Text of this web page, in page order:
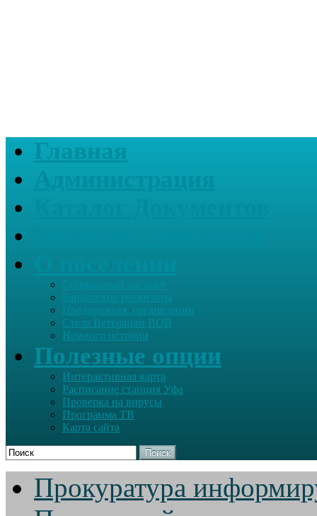
Главная
Банковские реквизиты
Предприятия, организации
Стела Ветеранам ВОВ
Немного истории
Полезные опции
Интерактивная карта
Расписание станция Уфа
Проверка на вирусы
Программа ТВ
Карта сайта
Поиск
Прокуратура